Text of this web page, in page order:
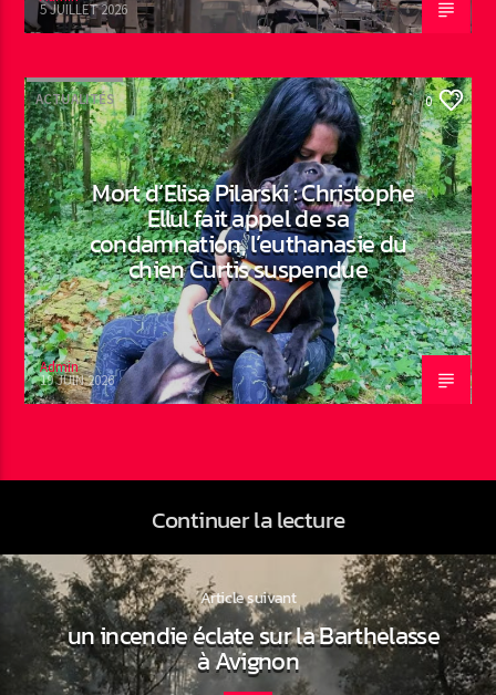
5 JUILLET 2026
ACTUALITÉS 0
Mort d’Elisa Pilarski : Christophe
Ellul fait appel de sa
condamnation, l’euthanasie du
chien Curtis suspendue
Admin
19 JUIN 2026
Continuer la lecture
Article suivant
un incendie éclate sur la Barthelasse
à Avignon